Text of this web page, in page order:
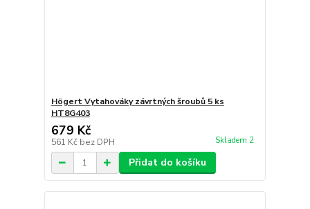
Högert Vytahováky závrtných šroubů 5 ks
HT8G403
679 Kč
561 Kč bez DPH Skladem 2
Přidat do košíku